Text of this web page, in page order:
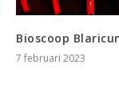
Bioscoop
7 februari 2023